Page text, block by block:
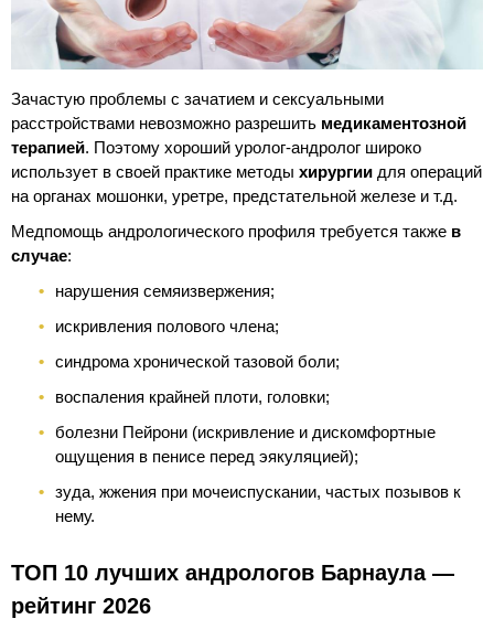
Зачастую проблемы с зачатием и сексуальными
расстройствами невозможно разрешить медикаментозной
терапией. Поэтому хороший уролог-андролог широко
использует в своей практике методы хирургии для операций
на органах мошонки, уретре, предстательной железе и т.д.
Медпомощь андрологического профиля требуется также в
случае:
нарушения семяизвержения;
искривления полового члена;
синдрома хронической тазовой боли;
воспаления крайней плоти, головки;
болезни Пейрони (искривление и дискомфортные
ощущения в пенисе перед эякуляцией);
зуда, жжения при мочеиспускании, частых позывов к
нему.
ТОП 10 лучших андрологов Барнаула —
рейтинг 2026